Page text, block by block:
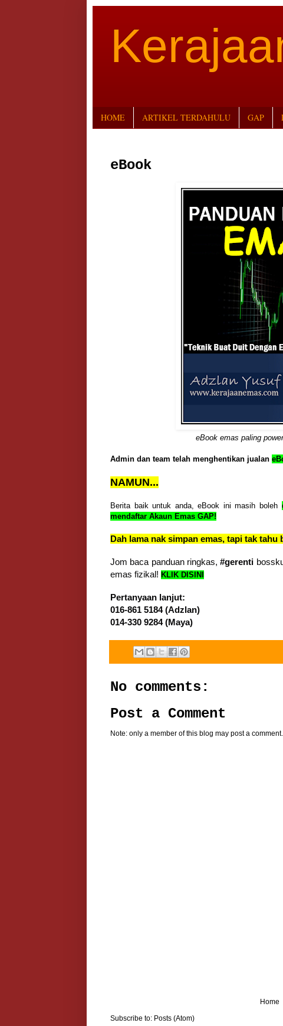
HOME ARTIKEL TERDAHULU GAP
eBook
eBook emas paling
Admin dan team telah menghentikan jualan
NAMUN...
Berita baik untuk anda, eBook ini masih boleh
mendaftar Akaun Emas GAP!
Dah lama nak simpan emas, tapi tak tahu
Jom baca panduan ringkas,#gerenti
emas fizikal! KLIK DISINI
Pertanyaan lanjut:
016-861 5184 (Adzlan)
014-330 9284 (Maya)
No comments:
Post a Comment
Note: only a member of this blog may post a comment.
Home
Subscribe to: Posts (Atom)